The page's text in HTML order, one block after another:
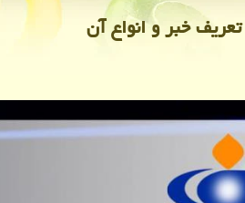
تعریف خبر و انواع آن